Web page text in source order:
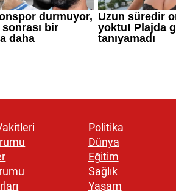
Politika
Dünya
Eğitim
Sağlık
Yaşam